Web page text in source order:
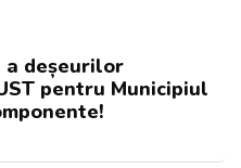
a deșeurilor
pentru Municipiul